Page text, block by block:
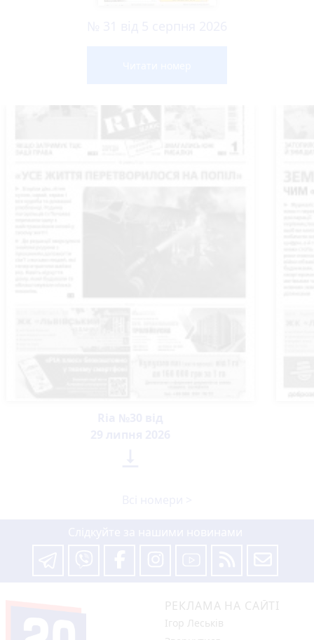
РЕКЛАМА НА САЙТІ
Ігор Леськів